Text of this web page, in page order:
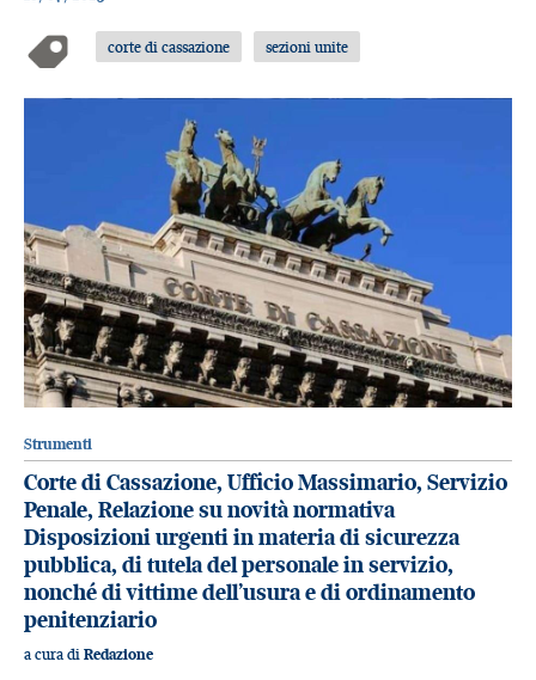
corte di cassazione sezioni unite
Strumenti
Corte di Cassazione, Ufficio Massimario, Servizio
Penale, Relazione su novità normativa
Disposizioni urgenti in materia di sicurezza
pubblica, di tutela del personale in servizio,
nonché di vittime dell’usura e di ordinamento
penitenziario
a cura di Redazione